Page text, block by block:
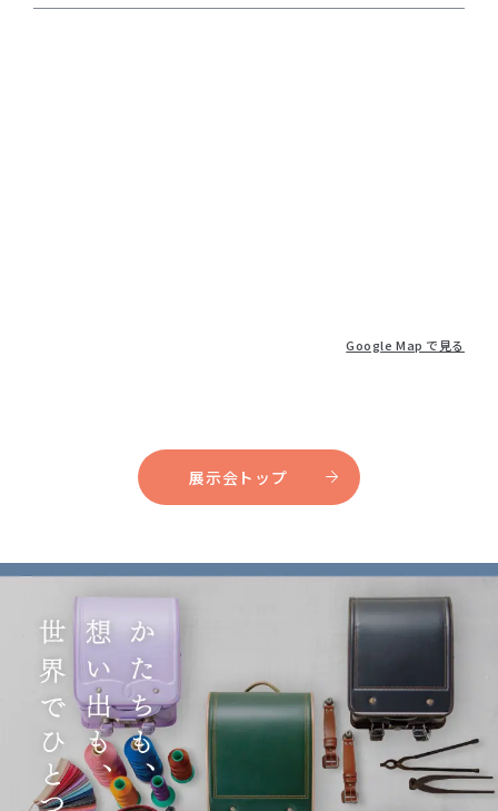
Google Map で見る
展示会トップ